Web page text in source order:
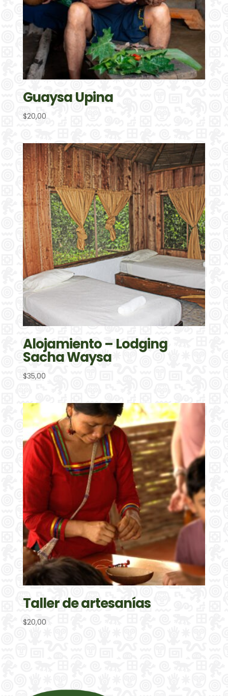
Guaysa Upina
$20,00
Alojamiento – Lodging
Sacha Waysa
$35,00
Taller de artesanías
$20,00